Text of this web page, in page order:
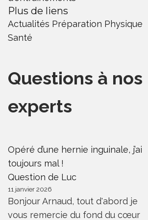
Plus de liens
Actualités Préparation Physique
Santé
Questions à nos
experts
Opéré d’une hernie inguinale, j’ai
toujours mal !
Question de Luc
11 janvier 2026
Bonjour Arnaud, tout d'abord je
vous remercie du fond du cœur